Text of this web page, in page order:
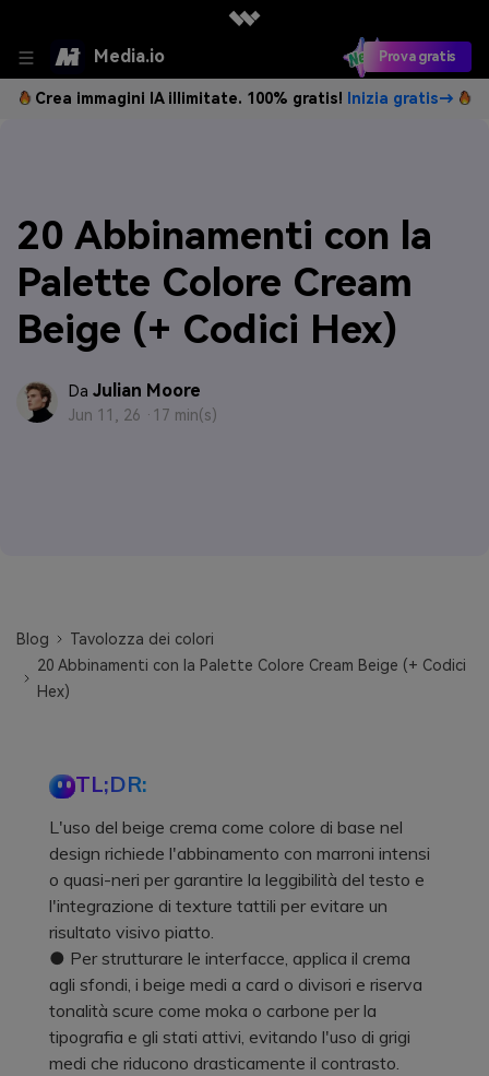
Media.io Prova gratis
Crea immagini IA illimitate. 100% gratis! Inizia gratis→
20 Abbinamenti con la
Palette Colore Cream
Beige (+ Codici Hex)
Da Julian Moore
Jun 11, 26 · 17 min(s)
Blog
Tavolozza dei colori
20 Abbinamenti con la Palette Colore Cream Beige (+ Codici
Hex)
TL;DR:
L'uso del beige crema come colore di base nel
design richiede l'abbinamento con marroni intensi
o quasi-neri per garantire la leggibilità del testo e
l'integrazione di texture tattili per evitare un
risultato visivo piatto.
● Per strutturare le interfacce, applica il crema
agli sfondi, i beige medi a card o divisori e riserva
tonalità scure come moka o carbone per la
tipografia e gli stati attivi, evitando l'uso di grigi
medi che riducono drasticamente il contrasto.